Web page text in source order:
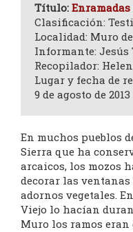
Título:
Clasificación:
Localidad: Muro
Informante: Jesús
Recopilador:
Lugar y fecha de
9 de agosto de 2013
En muchos pueblos
Sierra que ha
arcaicos, los mozos
decorar las ventanas
adornos vegetales.
Viejo lo hacían
Muro los ramos eran